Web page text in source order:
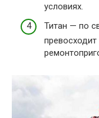
условиях.
Титан — по